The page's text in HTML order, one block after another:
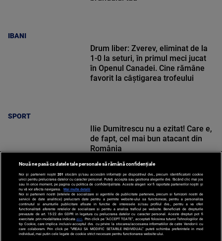
IBANI
SPORT
Drum liber: Zverev, eliminat de la
1-0 la seturi, în primul meci jucat
în Openul Canadei. Cine rămâne
favorit la câștigarea trofeului
SPORT
Ilie Dumitrescu nu a ezitat! Care e,
de fapt, cel mai bun atacant din
România
Nouă ne pasă ca datele tale personale să rămână confidențiale
Noi și partenerii noștri 201 stocăm și/sau accesăm informații pe dispozitivul dvs., precum identificatorii cookie
unici pentru prelucrarea datelor cu caracter personal. Puteți accepta sau gestiona alegerile dvs. făcând clic mai jos
sau în orice moment, pe pagina cu politica de confidențialitate. Aceste alegeri vor fi raportate partenerilor noștri și
nu vă vor afecta navigarea.
Mai multe detalii
Noi si partenerii nostri (retelele de socializare si agentiile de publicitate partenere, precum si furnizorii nostri de
servicii de date analitice) prelucram date pentru a permite website-ului sa functioneze, pentru a personaliza
continutul si anunturile publicitare afisate in functie de interesele si/sau profilul dvs., pentru a va oferi
functionalitati aferente retelelor de socializare si pentru a analiza traficul pe website. Beneficiati de drepturile
prevazute de art. 15-22 din GDPR in legatura cu prelucrarea datelor cu caracter personal. Aceste drepturi pot fi
exercitate prin modalitatea indicataaici . Prin click pe “ACCEPT TOATE”, acceptati folosirea tuturor Tehnologiilor de
tip Cookie, care implica inclusiv acceptul dvs. cu privire la stocarea/accesarea informatiilor de catre Vendor-ii cu
care colaboram. Prin click pe “VREAU SA MODIFIC SETARILE INDIVIDUAL” puteti schimba preferintele in mod
individual, mai putin cele legate de cookie strict necesare pentru functionarea website-ului.